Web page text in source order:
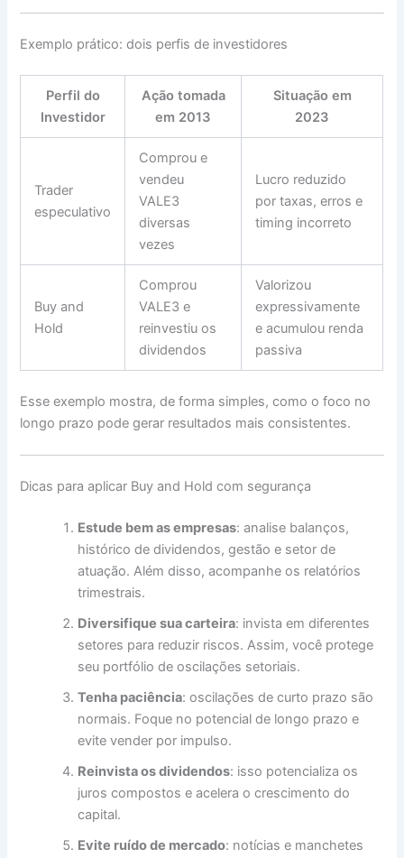
Exemplo prático: dois perfis de investidores
Perfil do
Investidor
Ação tomada
em 2013
Situação em
2023
Trader
especulativo
Comprou e
vendeu
VALE3
diversas
vezes
Lucro reduzido
por taxas, erros e
timing incorreto
Buy and
Hold
Comprou
VALE3 e
reinvestiu os
dividendos
Valorizou
expressivamente
e acumulou renda
passiva
Esse exemplo mostra, de forma simples, como o foco no
longo prazo pode gerar resultados mais consistentes.
Dicas para aplicar Buy and Hold com segurança
Estude bem as empresas: analise balanços,
histórico de dividendos, gestão e setor de
atuação. Além disso, acompanhe os relatórios
trimestrais.
Diversifique sua carteira: invista em diferentes
setores para reduzir riscos. Assim, você protege
seu portfólio de oscilações setoriais.
Tenha paciência: oscilações de curto prazo são
normais. Foque no potencial de longo prazo e
evite vender por impulso.
Reinvista os dividendos: isso potencializa os
juros compostos e acelera o crescimento do
capital.
Evite ruído de mercado: notícias e manchetes